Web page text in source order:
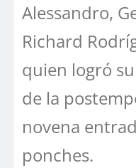
Alessandro,
Richard
quien logró
de la
novena
ponches.